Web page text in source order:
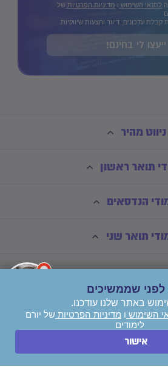
לתנאי השימוש ו מדיניות הפרטיות של
עדכונים, דיוור והצעות שיווקיות.
ייעצו לי בחינם!
ניווט מהיר
תואר ראשון
הנדסאים
תואר שני
לפני שממשיכים
באתר שלנו עודכנו.
השימוש ו מדיניות הפרטיות של יורם
לימודים
אישור